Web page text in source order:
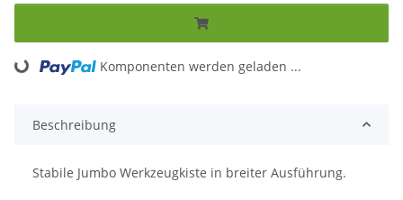
Loading... Komponenten werden geladen ...
Beschreibung
Stabile Jumbo Werkzeugkiste in breiter Ausführung.